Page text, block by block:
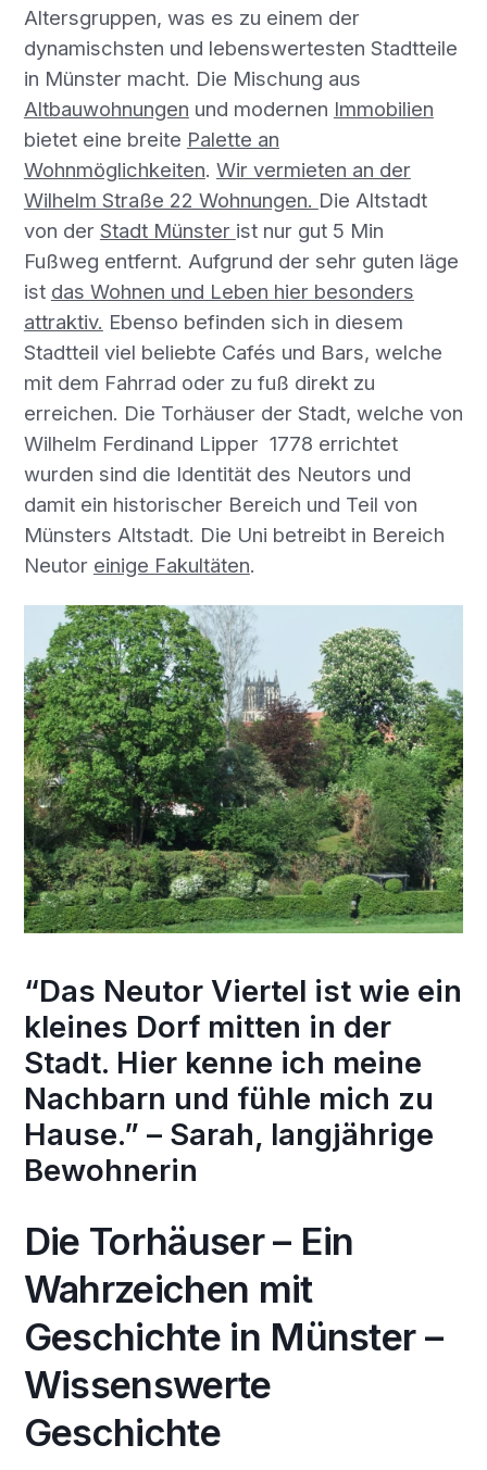
Altersgruppen, was es zu einem der
dynamischsten und lebenswertesten Stadtteile
in Münster macht. Die Mischung aus
Altbauwohnungen und modernen Immobilien
bietet eine breite Palette an
Wohnmöglichkeiten. Wir vermieten an der
Wilhelm Straße 22 Wohnungen. Die Altstadt
von der Stadt Münster ist nur gut 5 Min
Fußweg entfernt. Aufgrund der sehr guten läge
ist das Wohnen und Leben hier besonders
attraktiv. Ebenso befinden sich in diesem
Stadtteil viel beliebte Cafés und Bars, welche
mit dem Fahrrad oder zu fuß direkt zu
erreichen. Die Torhäuser der Stadt, welche von
Wilhelm Ferdinand Lipper 1778 errichtet
wurden sind die Identität des Neutors und
damit ein historischer Bereich und Teil von
Münsters Altstadt. Die Uni betreibt in Bereich
Neutor einige Fakultäten.
“Das Neutor Viertel ist wie ein
kleines Dorf mitten in der
Stadt. Hier kenne ich meine
Nachbarn und fühle mich zu
Hause.” – Sarah, langjährige
Bewohnerin
Die Torhäuser – Ein
Wahrzeichen mit
Geschichte in Münster –
Wissenswerte
Geschichte